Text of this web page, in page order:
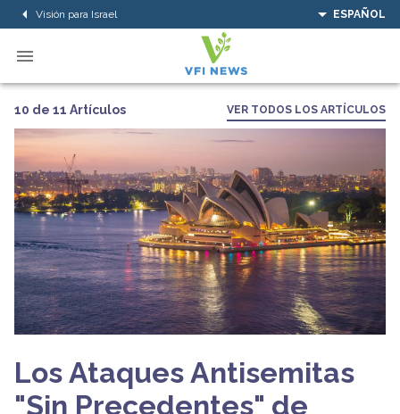
Visión para Israel ESPAÑOL
10 de 11 Artículos VER TODOS LOS ARTÍCULOS
Los Ataques Antisemitas
"Sin Precedentes" de